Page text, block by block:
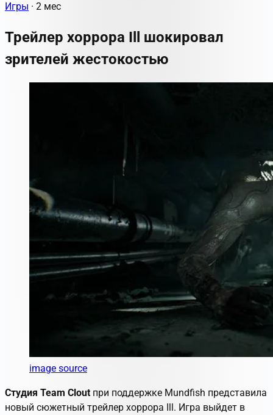
Игры · 2 мес
Трейлер хоррора Ill шокировал
зрителей жестокостью
image source
Студия Team Clout при поддержке Mundfish представила
новый сюжетный трейлер хоррора Ill. Игра выйдет в